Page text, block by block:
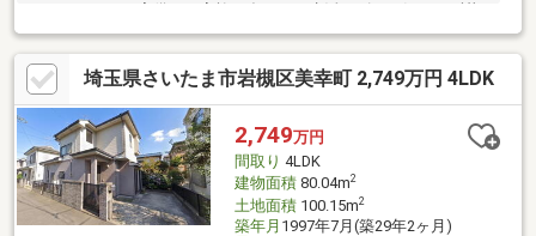
らせる、ゆとりある住まいです。◇◆リフォームもポラスへお任
せください♪◆◇浴室・洗面室（2023年）、給湯器（2020年）、
外壁（2024年）のリフォーム・交換済み。(詳細は担当者へ)ポラ
スなら購入後の追加リフォームもワンストップで、理想の住まい
を形にできます！◇◆暮らしやすい住環境◆◇教育施設は徒歩12
分、商業施設は10分圏内に充実。周辺には公園も多く、子育てし
やすい住環境でございます！
埼玉県さいたま市岩槻区美幸町 2,749万円 4LDK
2,749万円
間取り 4LDK
建物面積80.04m2
土地面積100.15m2
築年月 1997年7月(築29年2ヶ月)